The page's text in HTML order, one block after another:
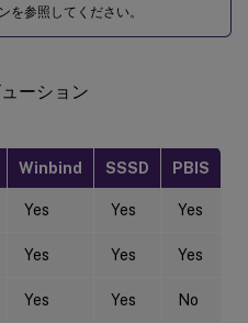
を参照してください。
ーション
Winbind SSSD PBIS
Yes Yes Yes
Yes Yes Yes
Yes Yes No